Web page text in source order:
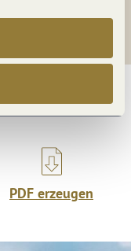
PDF erzeugen